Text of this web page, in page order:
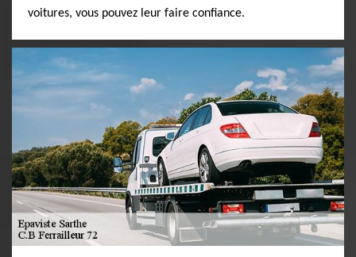
voitures, vous pouvez leur faire confiance.